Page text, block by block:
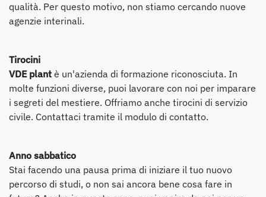
qualità. Per questo motivo, non stiamo cercando nuove
agenzie interinali.
Tirocini
VDE plant è un'azienda di formazione riconosciuta. In
molte funzioni diverse, puoi lavorare con noi per imparare
i segreti del mestiere. Offriamo anche tirocini di servizio
civile. Contattaci tramite il modulo di contatto.
Anno sabbatico
Stai facendo una pausa prima di iniziare il tuo nuovo
percorso di studi, o non sai ancora bene cosa fare in